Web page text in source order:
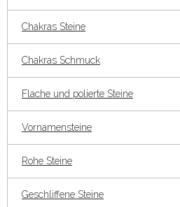
Chakras Steine
Chakras Schmuck
Flache und polierte Steine
Vornamensteine
Rohe Steine
Geschliffene Steine